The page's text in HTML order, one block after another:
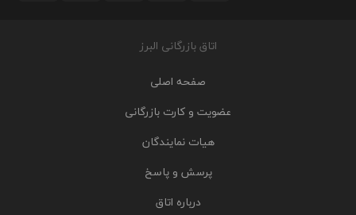
اتاق بازرگانی البرز
صفحه اصلی
عضویت و کارت بازرگانی
هیات نمایندگان
پرسش و پاسخ
درباره اتاق